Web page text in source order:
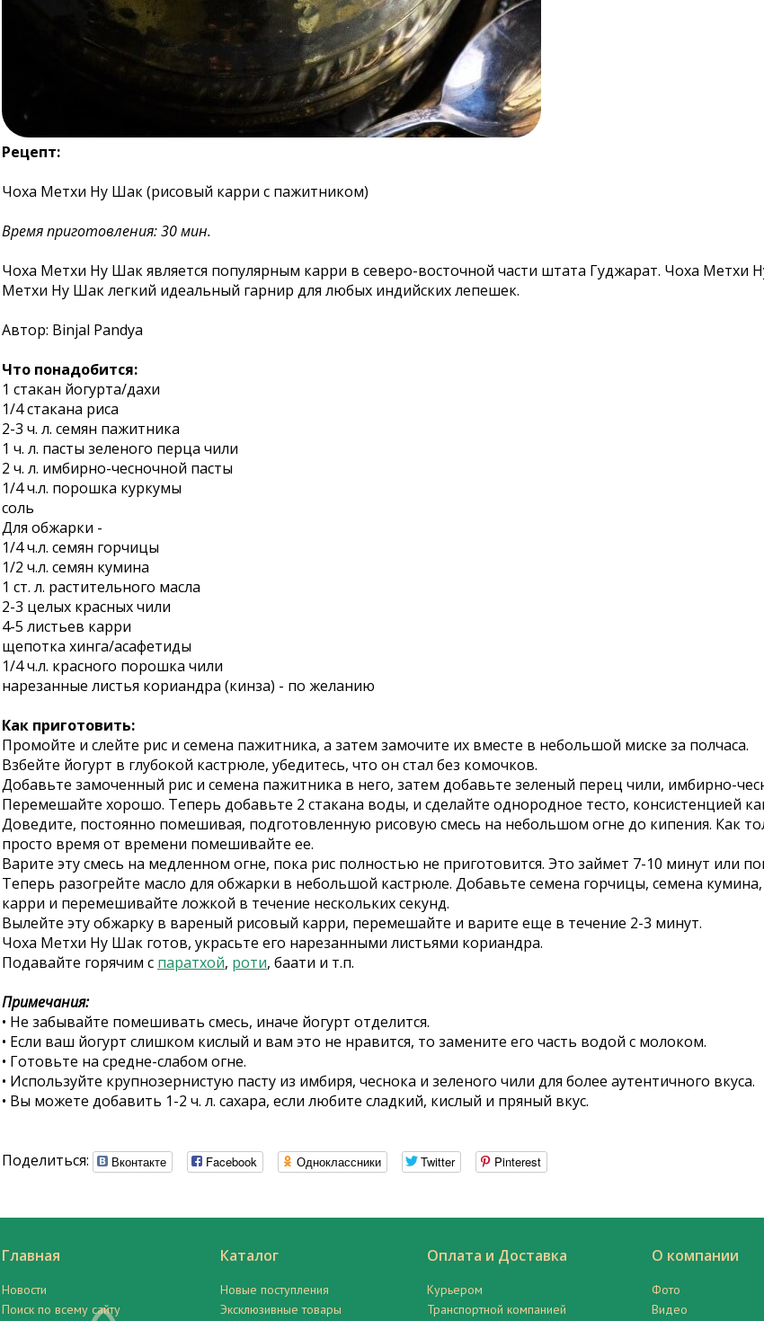
Рецепт:
Чоха Метхи Ну Шак (рисовый карри с пажитником)
Время приготовления: 30 мин.
Чоха Метхи Ну Шак является популярным карри в северо-восточной части штата Гуджарат. Чоха
Метхи Ну Шак легкий идеальный гарнир для любых индийских лепешек.
Автор: Binjal Pandya
Что понадобится:
1 стакан йогурта/дахи
1/4 стакана риса
2-3 ч. л. семян пажитника
1 ч. л. пасты зеленого перца чили
2 ч. л. имбирно-чесночной пасты
1/4 ч.л. порошка куркумы
соль
Для обжарки -
1/4 ч.л. семян горчицы
1/2 ч.л. семян кумина
1 ст. л. растительного масла
2-3 целых красных чили
4-5 листьев карри
щепотка хинга/асафетиды
1/4 ч.л. красного порошка чили
нарезанные листья кориандра (кинза) - по желанию
Как приготовить:
Промойте и слейте рис и семена пажитника, а затем замочите их вместе в небольшой миске за полчаса.
Взбейте йогурт в глубокой кастрюле, убедитесь, что он стал без комочков.
Добавьте замоченный рис и семена пажитника в него, затем добавьте зеленый перец чили, имбирно-
Перемешайте хорошо. Теперь добавьте 2 стакана воды, и сделайте однородное тесто, консистенцией
Доведите, постоянно помешивая, подготовленную рисовую смесь на небольшом огне до кипения. Как
просто время от времени помешивайте ее.
Варите эту смесь на медленном огне, пока рис полностью не приготовится. Это займет 7-10 минут или
Теперь разогрейте масло для обжарки в небольшой кастрюле. Добавьте семена горчицы, семена
карри и перемешивайте ложкой в течение нескольких секунд.
Вылейте эту обжарку в вареный рисовый карри, перемешайте и варите еще в течение 2-3 минут.
Чоха Метхи Ну Шак готов, украсьте его нарезанными листьями кориандра.
Подавайте горячим с паратхой, роти, баати и т.п.
Примечания:
• Не забывайте помешивать смесь, иначе йогурт отделится.
• Если ваш йогурт слишком кислый и вам это не нравится, то замените его часть водой с молоком.
• Готовьте на средне-слабом огне.
• Используйте крупнозернистую пасту из имбиря, чеснока и зеленого чили для более аутентичного вкуса.
• Вы можете добавить 1-2 ч. л. сахара, если любите сладкий, кислый и пряный вкус.
Поделиться: Вконтакте Facebook Одноклассники Twitter Pinterest
Главная
Новости
Поиск по всему сайту
Каталог
Новые поступления
Эксклюзивные товары
Оплата и Доставка
Курьером
Транспортной компанией
О компании
Фото
Видео